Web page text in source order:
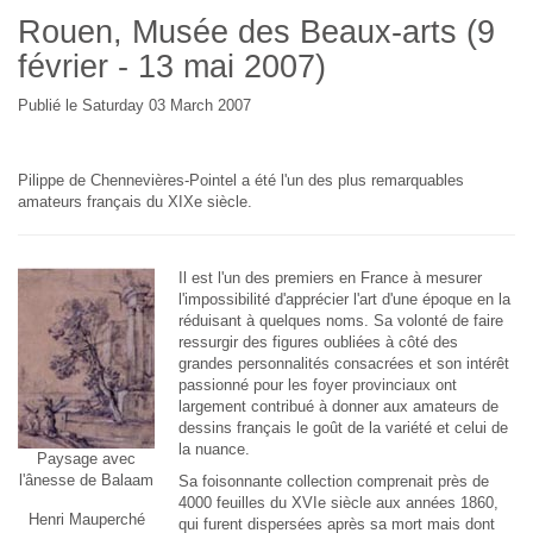
Rouen, Musée des Beaux-arts (9
février - 13 mai 2007)
Publié le Saturday 03 March 2007
Pilippe de Chennevières-Pointel a été l'un des plus remarquables
amateurs français du XIXe siècle.
Paysage avec
l'ânesse de Balaam
Henri Mauperché
Il est l'un des premiers en France à mesurer
l'impossibilité d'apprécier l'art d'une époque en la
réduisant à quelques noms. Sa volonté de faire
ressurgir des figures oubliées à côté des
grandes personnalités consacrées et son intérêt
passionné pour les foyer provinciaux ont
largement contribué à donner aux amateurs de
dessins français le goût de la variété et celui de
la nuance.
Sa foisonnante collection comprenait près de
4000 feuilles du XVIe siècle aux années 1860,
qui furent dispersées après sa mort mais dont